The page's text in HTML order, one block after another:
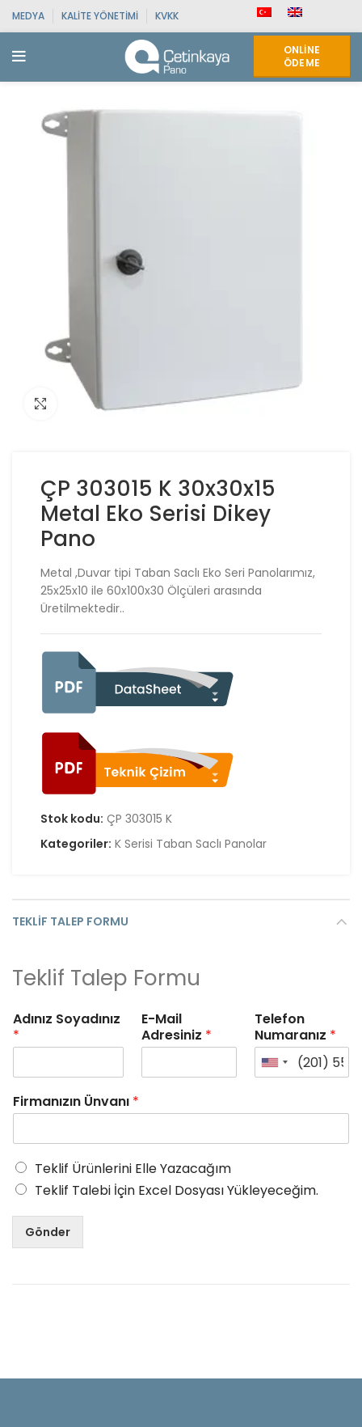
MEDYA KALITE YÖNETIMI KVKK
ONLINE
ÖDEME
Click to enlarge
ÇP 303015 K 30x30x15
Metal Eko Serisi Dikey
Pano
Metal ,Duvar tipi Taban Saclı Eko Seri Panolarımız,
25x25x10 ile 60x100x30 Ölçüleri arasında
Üretilmektedir..
Stok kodu: ÇP 303015 K
Kategoriler: K Serisi Taban Saclı Panolar
TEKLIF TALEP FORMU
Teklif Talep Formu
Adınız Soyadınız
*
E-Mail
Adresiniz *
Telefon
Numaranız *
Firmanızın Ünvanı *
Teklif Ürünlerini Elle Yazacağım
Teklif Talebi İçin Excel Dosyası Yükleyeceğim.
Gönder